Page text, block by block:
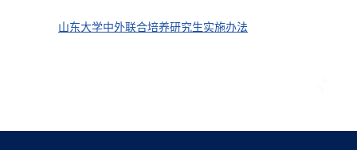
山东大学中外联合培养研究生实施办法